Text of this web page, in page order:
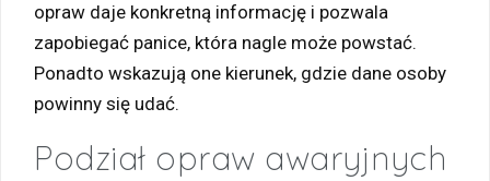
opraw daje konkretną informację i pozwala
zapobiegać panice, która nagle może powstać.
Ponadto wskazują one kierunek, gdzie dane osoby
powinny się udać.
Podział opraw awaryjnych